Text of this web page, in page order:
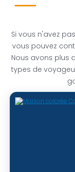
Si vous n'avez
vous pouvez
Nous avons plus
types de